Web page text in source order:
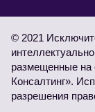
© 2021
размещенные на
Консалтинг».
разрешения